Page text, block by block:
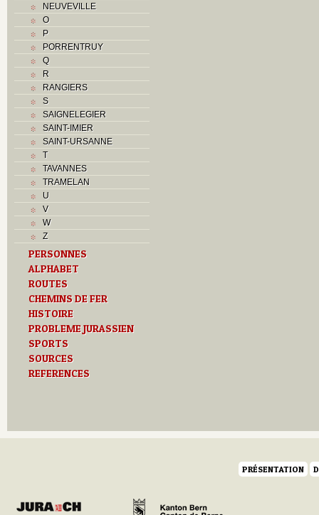
Z
NEUVEVILLE
O
P
PORRENTRUY
Q
R
RANGIERS
S
SAIGNELEGIER
SAINT-IMIER
SAINT-URSANNE
T
TAVANNES
TRAMELAN
U
V
W
Z
PERSONNES
ALPHABET
ROUTES
CHEMINS DE FER
HISTOIRE
PROBLEME JURASSIEN
SPORTS
SOURCES
REFERENCES
PRÉSENTATION